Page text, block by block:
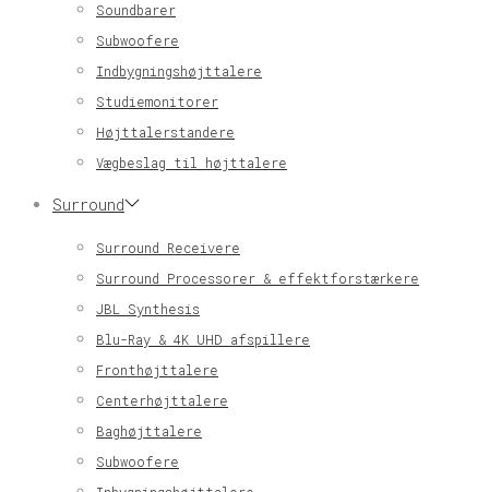
Soundbarer
Subwoofere
Indbygningshøjttalere
Studiemonitorer
Højttalerstandere
Vægbeslag til højttalere
Surround
Surround Receivere
Surround Processorer & effektforstærkere
JBL Synthesis
Blu-Ray & 4K UHD afspillere
Fronthøjttalere
Centerhøjttalere
Baghøjttalere
Subwoofere